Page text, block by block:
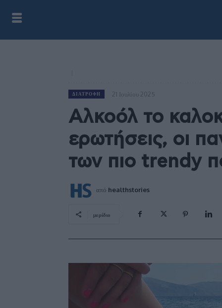
ΔΙΑΤΡΟΦΉ 21 Ιουλίου 2025
Αλκοόλ το
ερωτήσεις, οι
των πιο trendy
από healthstories
μερίδιο